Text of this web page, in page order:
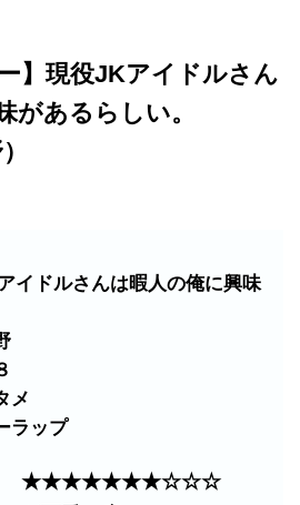
】現役JKアイドルさん
があるらしい。
イドルさんは暇人の俺に興味
メ
ラップ
： ★★★★★★★☆☆☆